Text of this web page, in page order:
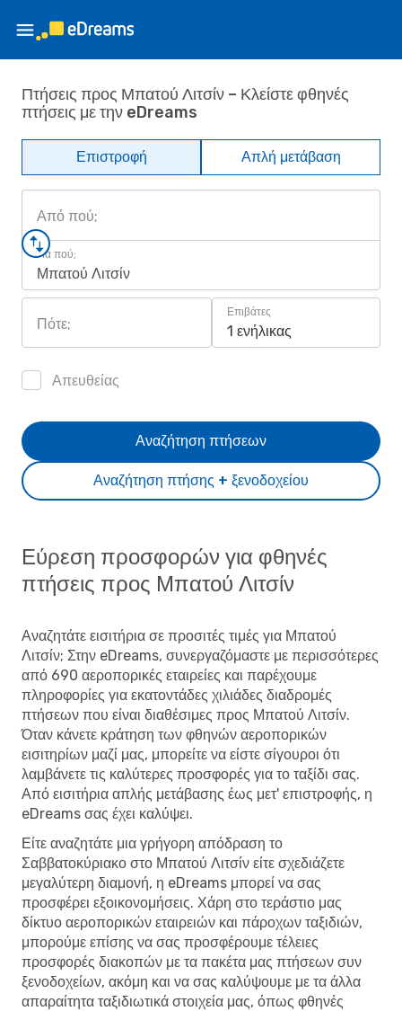
Πτήσεις προς Μπατού Λιτσίν – Κλείστε φθηνές
πτήσεις με την eDreams
Επιστροφή Απλή μετάβαση
Από πού;
Για πού;
Μπατού Λιτσίν
Πότε;
Επιβάτες
1 ενήλικας
Απευθείας
Αναζήτηση πτήσης + ξενοδοχείου
Αναζήτηση πτήσεων
Εύρεση προσφορών για φθηνές
πτήσεις προς Μπατού Λιτσίν
Αναζητάτε εισιτήρια σε προσιτές τιμές για Μπατού
Λιτσίν; Στην eDreams, συνεργαζόμαστε με περισσότερες
από 690 αεροπορικές εταιρείες και παρέχουμε
πληροφορίες για εκατοντάδες χιλιάδες διαδρομές
πτήσεων που είναι διαθέσιμες προς Μπατού Λιτσίν.
Όταν κάνετε κράτηση των φθηνών αεροπορικών
εισιτηρίων μαζί μας, μπορείτε να είστε σίγουροι ότι
λαμβάνετε τις καλύτερες προσφορές για το ταξίδι σας.
Από εισιτήρια απλής μετάβασης έως μετ' επιστροφής, η
eDreams σας έχει καλύψει.
Είτε αναζητάτε μια γρήγορη απόδραση το
Σαββατοκύριακο στο Μπατού Λιτσίν είτε σχεδιάζετε
μεγαλύτερη διαμονή, η eDreams μπορεί να σας
προσφέρει εξοικονομήσεις. Χάρη στο τεράστιο μας
δίκτυο αεροπορικών εταιρειών και πάροχων ταξιδιών,
μπορούμε επίσης να σας προσφέρουμε τέλειες
προσφορές διακοπών με τα πακέτα μας πτήσεων συν
ξενοδοχείων, ακόμη και να σας καλύψουμε με τα άλλα
απαραίτητα ταξιδιωτικά στοιχεία μας, όπως φθηνές